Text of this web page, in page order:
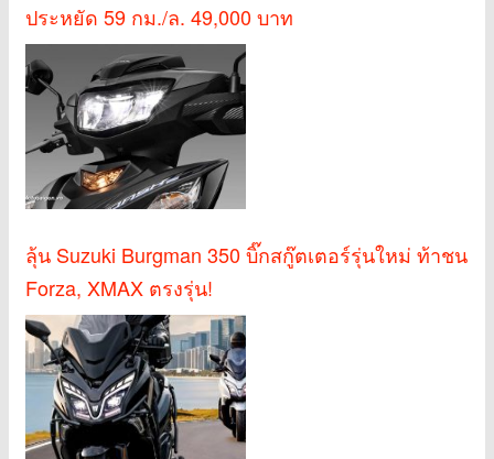
ประหยัด 59 กม./ล. 49,000 บาท
ลุ้น Suzuki Burgman 350 บิ๊กสกู๊ตเตอร์รุ่นใหม่ ท้าชน
Forza, XMAX ตรงรุ่น!